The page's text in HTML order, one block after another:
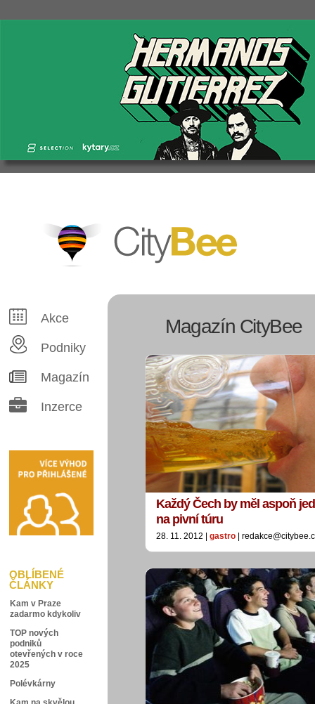
CityBee
Akce
Podniky
Magazín
Inzerce
OBLÍBENÉ
ČLÁNKY
Kam v Praze
zadarmo kdykoliv
TOP nových
podniků
otevřených v roce
2025
Polévkárny
Magazín CityBee
Každý Čech by měl aspoň
na pivní túru
28. 11. 2012 | gastro |